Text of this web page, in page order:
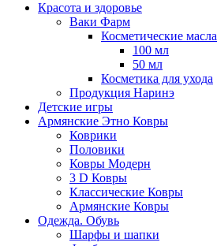
Красота и здоровье
Ваки Фарм
Косметические масла
100 мл
50 мл
Косметика для ухода
Продукция Наринэ
Детские игры
Армянские Этно Ковры
Коврики
Половики
Ковры Модерн
3 D Ковры
Классические Ковры
Армянские Ковры
Одежда. Обувь
Шарфы и шапки